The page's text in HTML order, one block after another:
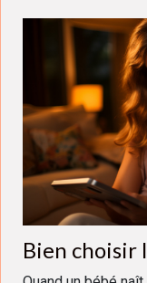
Bien choisir